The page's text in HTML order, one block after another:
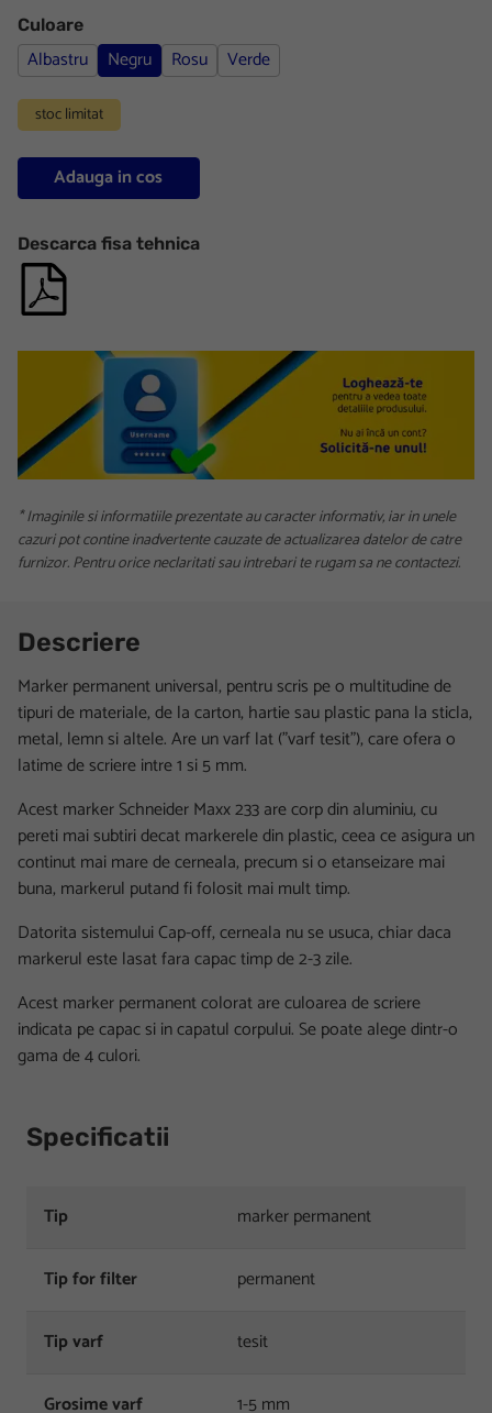
Culoare
Albastru Negru Rosu Verde
stoc limitat
Adauga in cos
Descarca fisa tehnica
* Imaginile si informatiile prezentate au caracter informativ, iar in unele
cazuri pot contine inadvertente cauzate de actualizarea datelor de catre
furnizor. Pentru orice neclaritati sau intrebari te rugam sa ne contactezi.
Descriere
Marker permanent universal, pentru scris pe o multitudine de
tipuri de materiale, de la carton, hartie sau plastic pana la sticla,
metal, lemn si altele. Are un varf lat ("varf tesit"), care ofera o
latime de scriere intre 1 si 5 mm.
Acest marker Schneider Maxx 233 are corp din aluminiu, cu
pereti mai subtiri decat markerele din plastic, ceea ce asigura un
continut mai mare de cerneala, precum si o etanseizare mai
buna, markerul putand fi folosit mai mult timp.
Datorita sistemului Cap-off, cerneala nu se usuca, chiar daca
markerul este lasat fara capac timp de 2-3 zile.
Acest marker permanent colorat are culoarea de scriere
indicata pe capac si in capatul corpului. Se poate alege dintr-o
gama de 4 culori.
Specificatii
Tip marker permanent
Tip for filter permanent
Tip varf tesit
Grosime varf 1-5 mm